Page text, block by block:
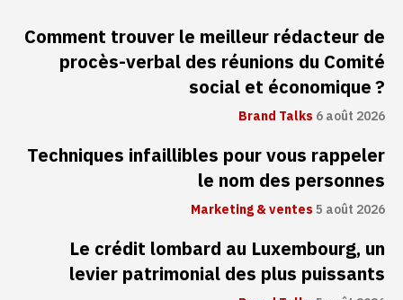
Comment trouver le meilleur rédacteur de
procès-verbal des réunions du Comité
social et économique ?
Brand Talks6 août 2026
Techniques infaillibles pour vous rappeler
le nom des personnes
Marketing & ventes5 août 2026
Le crédit lombard au Luxembourg, un
levier patrimonial des plus puissants